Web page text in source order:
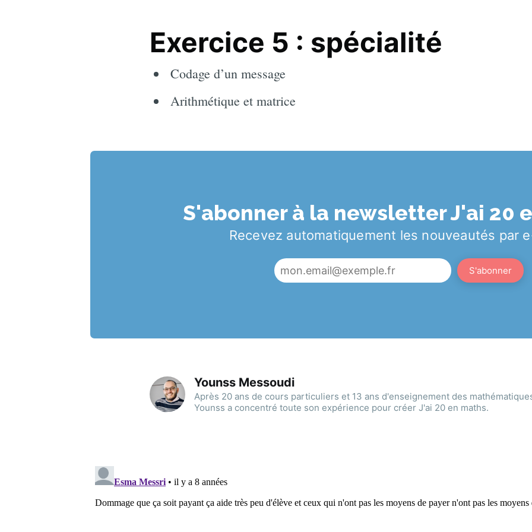
Exercice 5 : spécialité
Codage d’un message
Arithmétique et matrice
S'abonner à la newsletter J'ai 20
Recevez automatiquement les nouveautés par
S'abonner
Younss Messoudi
Après 20 ans de cours particuliers et 13 ans d'enseignement des
Younss a concentré toute son expérience pour créer J'ai 20 en maths.